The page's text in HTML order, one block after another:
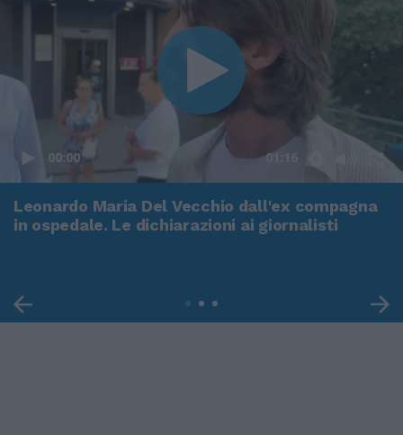
00:00 01:16
Leonardo Maria Del Vecchio dall'ex compagna
in ospedale. Le dichiarazioni ai giornalisti